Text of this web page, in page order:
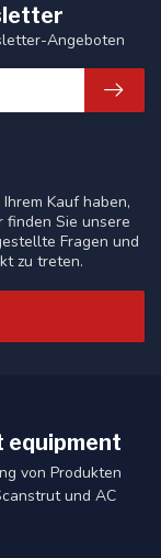
Kauf haben,
finden Sie unsere
Fragen und
zu treten.
Angeboten
equipment
von Produkten
und AC